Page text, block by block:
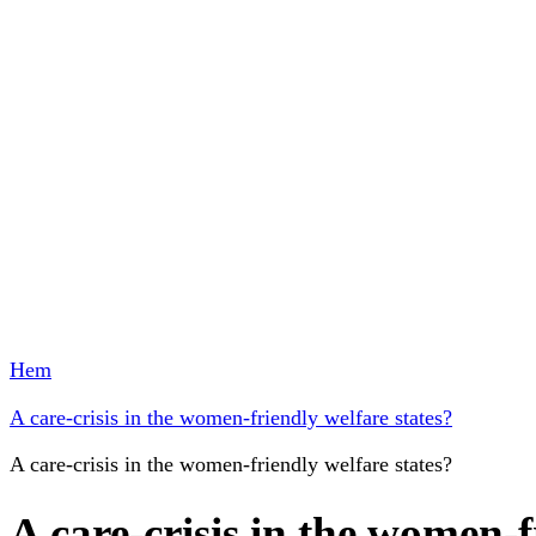
Hem
A care-crisis in the women-friendly welfare states?
A care-crisis in the women-friendly welfare states?